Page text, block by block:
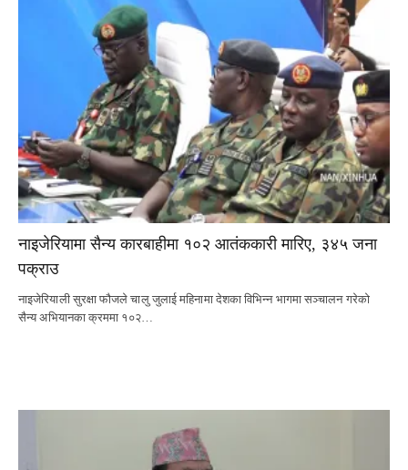
नाइजेरियामा सैन्य कारबाहीमा १०२ आतंककारी मारिए, ३४५ जना
पक्राउ
नाइजेरियाली सुरक्षा फौजले चालु जुलाई महिनामा देशका विभिन्न भागमा सञ्चालन गरेको
सैन्य अभियानका क्रममा १०२…